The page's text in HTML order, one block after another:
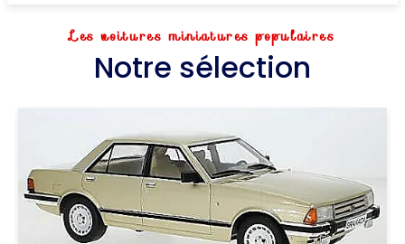
Les voitures miniatures populaires
Notre sélection